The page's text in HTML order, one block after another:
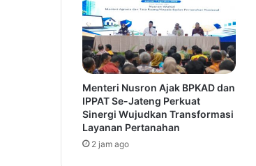
Menteri Nusron Ajak BPKAD dan
IPPAT Se-Jateng Perkuat
Sinergi Wujudkan Transformasi
Layanan Pertanahan
2 jam ago